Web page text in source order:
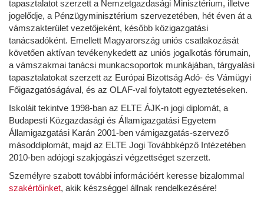
tapasztalatot szerzett a Nemzetgazdasági Minisztérium, illetve
jogelődje, a Pénzügyminisztérium szervezetében, hét éven át a
vámszakterület vezetőjeként, később közigazgatási
tanácsadóként. Emellett Magyarország uniós csatlakozását
követően aktívan tevékenykedett az uniós jogalkotás fórumain,
a vámszakmai tanácsi munkacsoportok munkájában, tárgyalási
tapasztalatokat szerzett az Európai Bizottság Adó- és Vámügyi
Főigazgatóságával, és az OLAF-val folytatott egyeztetéseken.
Iskoláit tekintve 1998-ban az ELTE ÁJK-n jogi diplomát, a
Budapesti Közgazdasági és Államigazgatási Egyetem
Államigazgatási Karán 2001-ben vámigazgatás-szervező
másoddiplomát, majd az ELTE Jogi Továbbképző Intézetében
2010-ben adójogi szakjogászi végzettséget szerzett.
Személyre szabott további információért keresse bizalommal
szakértőinket, akik készséggel állnak rendelkezésére!